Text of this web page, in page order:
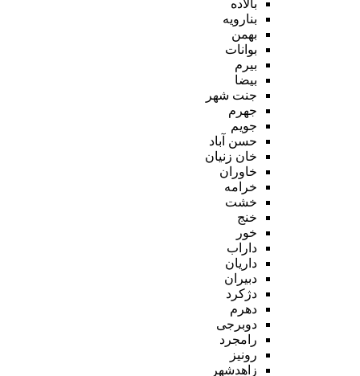
بالاده
بنارویه
بهمن
بوانات
بیرم
بیضا
جنت شهر
جهرم
جویم
حسن آباد
خان زنیان
خاوران
خرامه
خشت
خنج
خور
داراب
داریان
دبیران
دژکرد
دهرم
دوبرجی
رامجرد
رونیز
زاهدشهر